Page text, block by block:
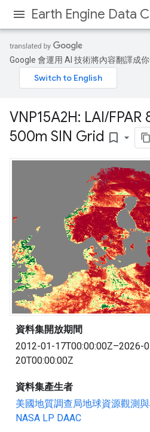
Earth Engine Data
Google 會運用 AI 技術將內容翻譯成
VNP15A2H: LAI/
500m SIN Grid bookmark_border
資料集開放期間
2012-01-17T00:00:00Z–2026-
20T00:00:00Z
資料集產生者
美國地質調查局地球資源觀測
NASA LP DAAC